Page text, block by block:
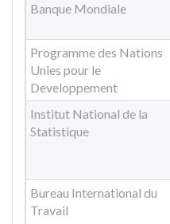
Banque Mondiale
Programme des Nations
Unies pour le
Developpement
Institut National de la
Statistique
Bureau International du
Travail